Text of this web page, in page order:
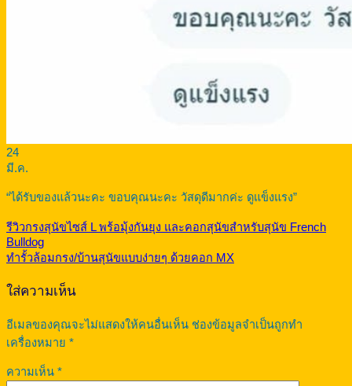
24
มี.ค.
“ได้รับของแล้วนะคะ ขอบคุณนะคะ วัสดุดีมากค่ะ ดูแข็งแรง”
รีวิวกรงสุนัขไซส์ L พร้อมุ้งกันยุง และคอกสุนัขสำหรับสุนัข French
Bulldog
ทำรั้วล้อมกรง/บ้านสุนัขแบบง่ายๆ ด้วยคอก MX
ใส่ความเห็น
อีเมลของคุณจะไม่แสดงให้คนอื่นเห็น ช่องข้อมูลจำเป็นถูกทำ
เครื่องหมาย *
ความเห็น *